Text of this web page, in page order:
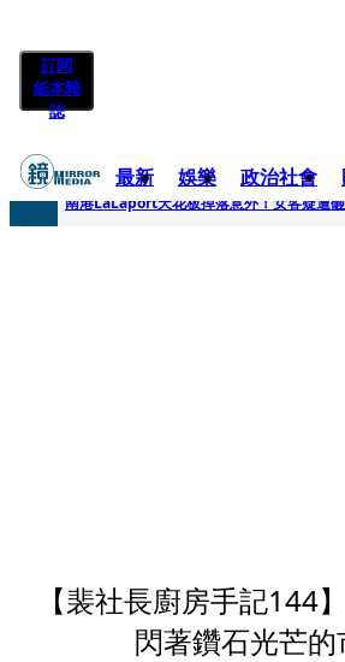
訂閱
紙本雜
誌
最新 娛樂 政治社會
快訊
【裴社長廚房手記
閃著鑽石光芒